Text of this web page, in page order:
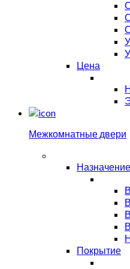
Цена
Межкомнатные двери
Назначение
Покрытие